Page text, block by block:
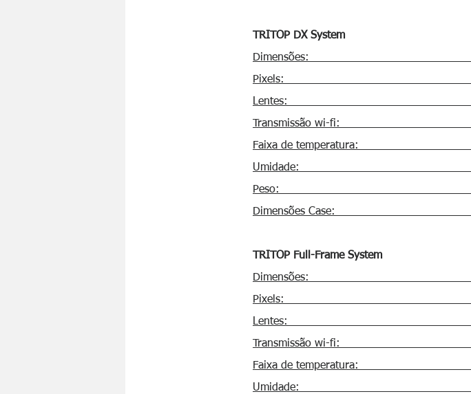
TRITOP DX System
Dimensões:
Pixels:
Lentes:
​Transmissão wi-fi: Não
Faixa de
Umidade: Até 85%
Peso:
Dimensões Case:
TRITOP Full-Frame System
Dimensões: 36
Pixels:
Lentes:
​Transmissão wi-fi:
Faixa de
Umidade: Até 85%